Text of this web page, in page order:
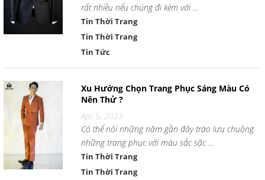
rất nhiều nếu chúng đi kèm với ...
Tin Thời Trang
Tin Thời Trang
Tin Tức
Xu Hướng Chọn Trang Phục Sáng Màu Có
Nên Thử ?
Apr 5, 2023
Có thể nói những năm gần đây trào lưu chuộng
những trang phục với màu sắc sặc ...
Tin Thời Trang
Tin Thời Trang